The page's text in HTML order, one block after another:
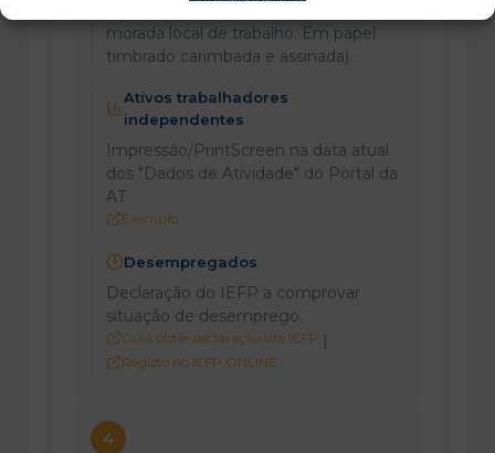
morada local de trabalho. Em papel
timbrado carimbada e assinada).
Ativos trabalhadores
independentes
Impressão/PrintScreen na data atual
dos "Dados de Atividade" do Portal da
AT
Exemplo
Desempregados
Declaração do IEFP a comprovar
situação de desemprego.
Guia obter declaração site IEFP |
Registo no IEFP ONLINE.
4